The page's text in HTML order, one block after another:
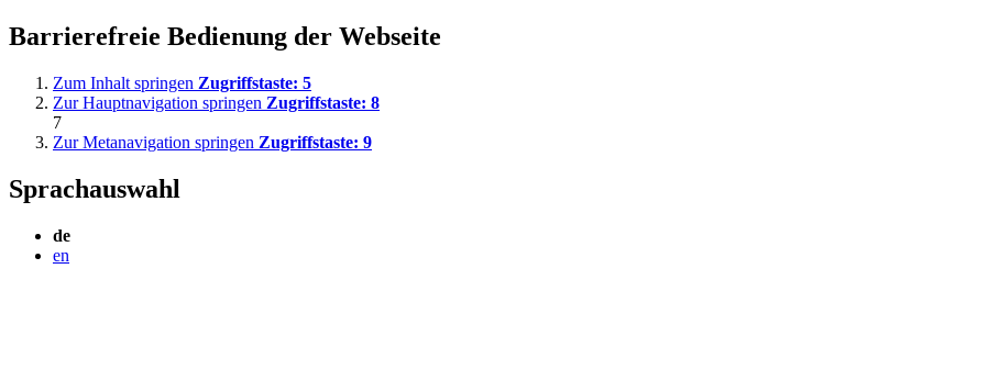
Barrierefreie Bedienung der Webseite
Zum Inhalt springen Zugriffstaste: 5
Zur Hauptnavigation springen Zugriffstaste: 8
7
Zur Metanavigation springen Zugriffstaste: 9
Sprachauswahl
de
en